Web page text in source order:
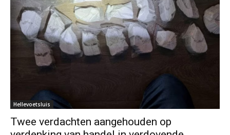
Hellevoetsluis
Twee verdachten aangehouden op